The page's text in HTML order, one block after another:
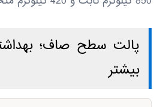
پالت سطح صاف؛
بیشتر